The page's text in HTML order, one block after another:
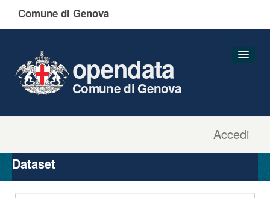
Comune di Genova
Accedi
opendata
Comune di Genova
Organizzazioni
Gruppi
Dataset